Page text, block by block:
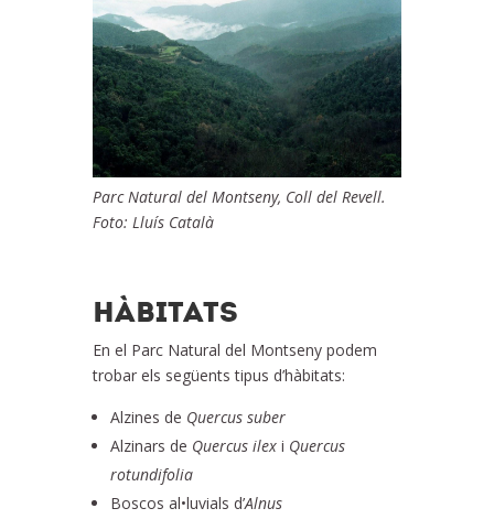
Parc Natural del Montseny, Coll del Revell.
Foto: Lluís Català
HÀBITATS
En el Parc Natural del Montseny podem
trobar els següents tipus d’hàbitats:
Alzines de Quercus suber
Alzinars de Quercus ilex i Quercus
rotundifolia
Boscos al•luvials d’Alnus